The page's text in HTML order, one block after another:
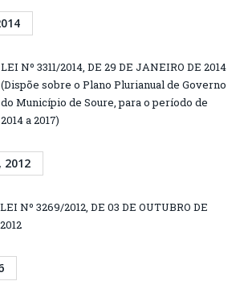
LEI Nº 3311/2014, DE 29 DE JANEIRO DE 2014
(Dispõe sobre o Plano Plurianual de Governo
do Município de Soure, para o período de
2014 a 2017)
2012
LEI Nº 3269/2012, DE 03 DE OUTUBRO DE
2012